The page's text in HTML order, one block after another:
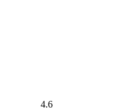
4.6